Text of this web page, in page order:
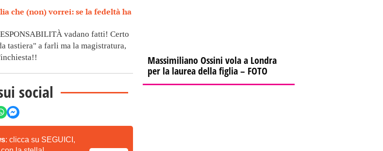
che (non) vorrei: se la fedeltà ha
vadano fatti! Certo
tastiera" a farli ma la magistratura,
social
: clicca su SEGUICI,
Massimiliano Ossini vola a Londra
per la laurea della figlia – FOTO